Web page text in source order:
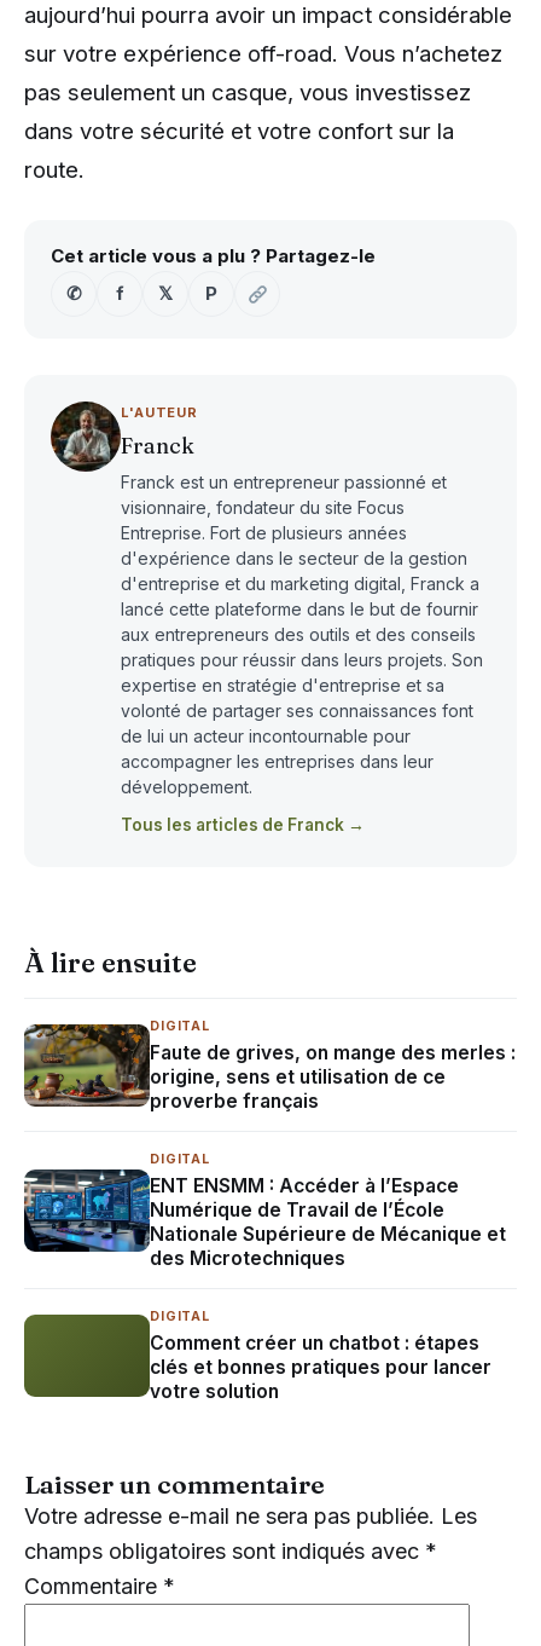
aujourd’hui pourra avoir un impact considérable
sur votre expérience off-road. Vous n’achetez
pas seulement un casque, vous investissez
dans votre sécurité et votre confort sur la
route.
Cet article vous a plu ? Partagez-le
✆
f 𝕏 P
L'AUTEUR
Franck
Franck est un entrepreneur passionné et
visionnaire, fondateur du site Focus
Entreprise. Fort de plusieurs années
d'expérience dans le secteur de la gestion
d'entreprise et du marketing digital, Franck a
lancé cette plateforme dans le but de fournir
aux entrepreneurs des outils et des conseils
pratiques pour réussir dans leurs projets. Son
expertise en stratégie d'entreprise et sa
volonté de partager ses connaissances font
de lui un acteur incontournable pour
accompagner les entreprises dans leur
développement.
Tous les articles de Franck →
À lire ensuite
DIGITAL
Faute de grives, on mange des merles :
origine, sens et utilisation de ce
proverbe français
DIGITAL
ENT ENSMM : Accéder à l’Espace
Numérique de Travail de l’École
Nationale Supérieure de Mécanique et
des Microtechniques
DIGITAL
Comment créer un chatbot : étapes
clés et bonnes pratiques pour lancer
votre solution
Laisser un commentaire
Votre adresse e-mail ne sera pas publiée. Les
champs obligatoires sont indiqués avec *
Commentaire *